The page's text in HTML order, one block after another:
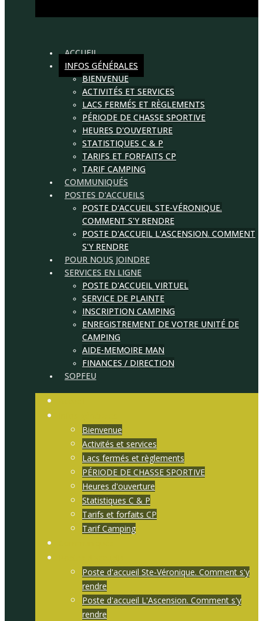
ACCUEIL
INFOS GÉNÉRALES
BIENVENUE
ACTIVITÉS ET SERVICES
LACS FERMÉS ET RÈGLEMENTS
PÉRIODE DE CHASSE SPORTIVE
HEURES D'OUVERTURE
STATISTIQUES C & P
TARIFS ET FORFAITS CP
TARIF CAMPING
COMMUNIQUÉS
POSTES D'ACCUEILS
POSTE D'ACCUEIL STE-VÉRONIQUE.
COMMENT S'Y RENDRE
POSTE D'ACCUEIL L'ASCENSION. COMMENT
S'Y RENDRE
POUR NOUS JOINDRE
SERVICES EN LIGNE
POSTE D'ACCUEIL VIRTUEL
SERVICE DE PLAINTE
INSCRIPTION CAMPING
ENREGISTREMENT DE VOTRE UNITÉ DE
CAMPING
AIDE-MEMOIRE MAN
FINANCES / DIRECTION
SOPFEU
Bienvenue
Activités et services
Lacs fermés et règlements
PÉRIODE DE CHASSE SPORTIVE
Heures d'ouverture
Statistiques C & P
Tarifs et forfaits CP
Tarif Camping
Poste d'accueil Ste-Véronique. Comment s'y
rendre
Poste d'accueil L'Ascension. Comment s'y
rendre